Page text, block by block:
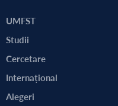
UMFST
Studii
Cercetare
Internațional
Alegeri